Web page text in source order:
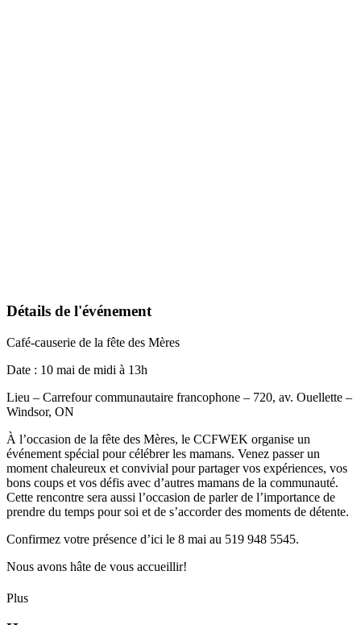
Détails de l'événement
Café-causerie de la fête des Mères
Date : 10 mai de midi à 13h
Lieu – Carrefour communautaire francophone – 720, av. Ouellette –
Windsor, ON
À l’occasion de la fête des Mères, le CCFWEK organise un
événement spécial pour célébrer les mamans. Venez passer un
moment chaleureux et convivial pour partager vos expériences, vos
bons coups et vos défis avec d’autres mamans de la communauté.
Cette rencontre sera aussi l’occasion de parler de l’importance de
prendre du temps pour soi et de s’accorder des moments de détente.
Confirmez votre présence d’ici le 8 mai au 519 948 5545.
Nous avons hâte de vous accueillir!
Plus